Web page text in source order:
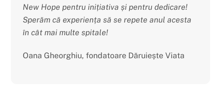
New Hope pentru inițiativa și pentru dedicare!
Sperăm că experiența să se repete anul acesta
în cât mai multe spitale!
Oana Gheorghiu, fondatoare Dăruiește Viata